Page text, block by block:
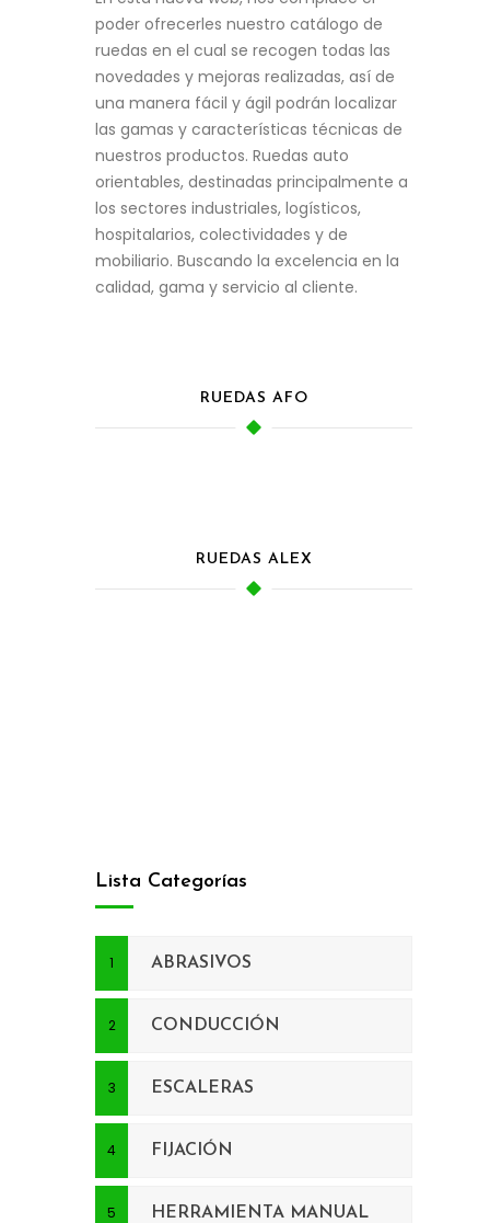
poder ofrecerles nuestro catálogo de
ruedas en el cual se recogen todas las
novedades y mejoras realizadas, así de
una manera fácil y ágil podrán localizar
las gamas y características técnicas de
nuestros productos. Ruedas auto
orientables, destinadas principalmente a
los sectores industriales, logísticos,
hospitalarios, colectividades y de
mobiliario. Buscando la excelencia en la
calidad, gama y servicio al cliente.
Lista Categorías
ABRASIVOS
CONDUCCIÓN
ESCALERAS
FIJACIÓN
HERRAMIENTA MANUAL
RUEDAS AFO
RUEDAS ALEX